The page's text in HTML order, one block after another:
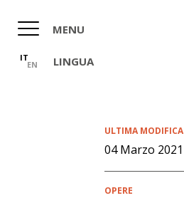
principale
MENU
IT
EN LINGUA
ULTIMA MODIFICA
04 Marzo 2021
OPERE